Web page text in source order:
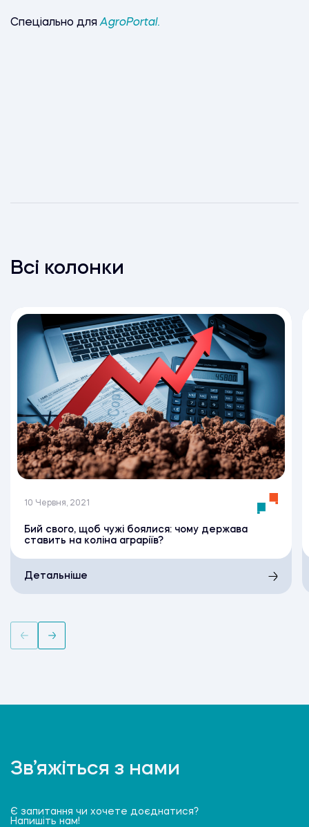
Спеціально дляAgroPortal.
Всі колонки
10 Червня, 2021
Бий свого, щоб чужі боялися: чому держава
ставить на коліна аграріїв?
Детальніше
Зв’яжіться з нами
Є запитання чи хочете доєднатися?
Напишіть нам!